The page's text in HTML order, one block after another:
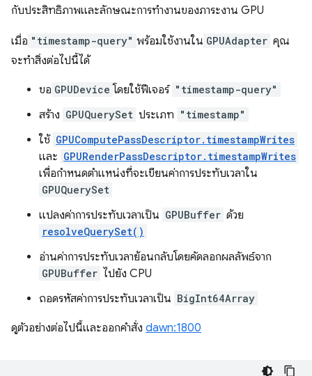
กับประสิทธิภาพและลักษณะการทำงานของภาระงาน GPU
เมื่อ "timestamp-query" พร้อมใช้งานใน GPUAdapter คุณ
จะทำสิ่งต่อไปนี้ได้
ขอ GPUDevice โดยใช้ฟีเจอร์ "timestamp-query"
สร้าง GPUQuerySet ประเภท "timestamp"
ใช้ GPUComputePassDescriptor.timestampWrites
และ GPURenderPassDescriptor.timestampWrites
เพื่อกำหนดตำแหน่งที่จะเขียนค่าการประทับเวลาใน
GPUQuerySet
แปลงค่าการประทับเวลาเป็น GPUBuffer ด้วย
resolveQuerySet()
อ่านค่าการประทับเวลาย้อนกลับโดยคัดลอกผลลัพธ์จาก
GPUBuffer ไปยัง CPU
ถอดรหัสค่าการประทับเวลาเป็น BigInt64Array
ดูตัวอย่างต่อไปนี้และออกคำสั่ง dawn:1800